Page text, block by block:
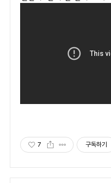
7 구독하기